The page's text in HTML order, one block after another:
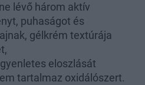
lévő három aktív
puhaságot és
gélkrém textúrája
eloszlását
tartalmaz oxidálószert.